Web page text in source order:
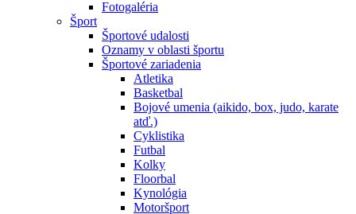
Fotogaléria
Šport
Športové udalosti
Oznamy v oblasti športu
Športové zariadenia
Atletika
Basketbal
Bojové umenia (aikido, box, judo, karate
atď.)
Cyklistika
Futbal
Kolky
Floorbal
Kynológia
Motoršport